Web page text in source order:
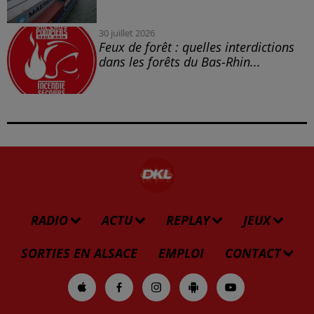
30 juillet 2026
Feux de forêt : quelles interdictions
dans les forêts du Bas-Rhin...
RADIO ACTU REPLAY
JEUX
SORTIES EN ALSACE
EMPLOI CONTACT